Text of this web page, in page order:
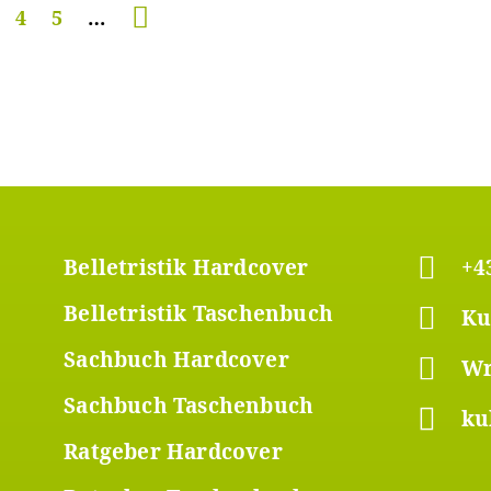
Seite
4 Seite
5 …
Footer
Menü
2
Belletristik Hardcover
Belletristik Taschenbuch
Sachbuch Hardcover
Sachbuch Taschenbuch
Ratgeber Hardcover